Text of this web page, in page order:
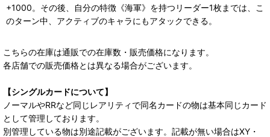
+1000。その後、自分の特徴《海軍》を持つリーダー1枚までは、こ
のターン中、アクティブのキャラにもアタックできる。
こちらの在庫は通販での在庫数・販売価格になります。
各店舗での販売価格とは異なる場合がございます。
【シングルカードについて】
ノーマルやRRなど同じレアリティで同名カードの物は基本同じカード
として管理しております。
別管理している物は別途記載がございます。記載が無い場合はXY・